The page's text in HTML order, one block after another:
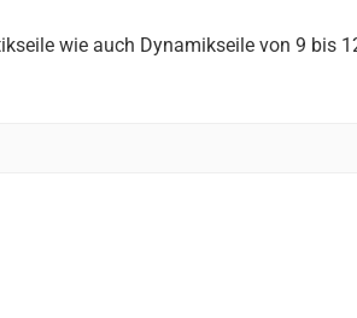
wie auch Dynamikseile von 9 bis